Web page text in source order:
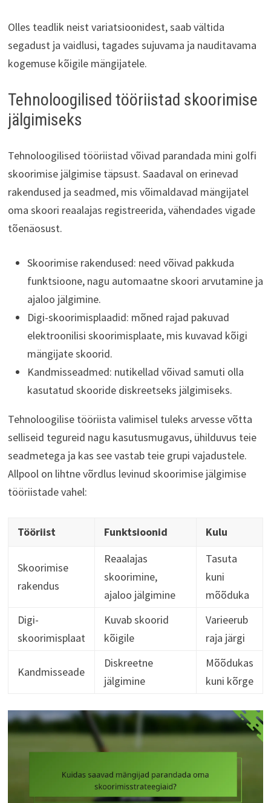
Olles teadlik neist variatsioonidest, saab vältida
segadust ja vaidlusi, tagades sujuvama ja nauditavama
kogemuse kõigile mängijatele.
Tehnoloogilised tööriistad skoorimise
jälgimiseks
Tehnoloogilised tööriistad võivad parandada mini golfi
skoorimise jälgimise täpsust. Saadaval on erinevad
rakendused ja seadmed, mis võimaldavad mängijatel
oma skoori reaalajas registreerida, vähendades vigade
tõenäosust.
Skoorimise rakendused: need võivad pakkuda
funktsioone, nagu automaatne skoori arvutamine ja
ajaloo jälgimine.
Digi-skoorimisplaadid: mõned rajad pakuvad
elektroonilisi skoorimisplaate, mis kuvavad kõigi
mängijate skoorid.
Kandmisseadmed: nutikellad võivad samuti olla
kasutatud skooride diskreetseks jälgimiseks.
Tehnoloogilise tööriista valimisel tuleks arvesse võtta
selliseid tegureid nagu kasutusmugavus, ühilduvus teie
seadmetega ja kas see vastab teie grupi vajadustele.
Allpool on lihtne võrdlus levinud skoorimise jälgimise
tööriistade vahel:
Tööriist Funktsioonid Kulu
Skoorimise
rakendus
Reaalajas
skoorimine,
ajaloo jälgimine
Tasuta
kuni
mõõduka
Digi-
skoorimisplaat
Kuvab skoorid
kõigile
Varieerub
raja järgi
Kandmisseade
Diskreetne
jälgimine
Mõõdukas
kuni kõrge